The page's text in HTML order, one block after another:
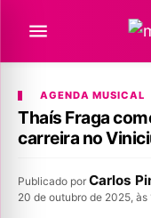
AGENDA MUSICAL
Thaís Fraga
carreira no
Publicado por Carlos
20 de outubro de 2025, às